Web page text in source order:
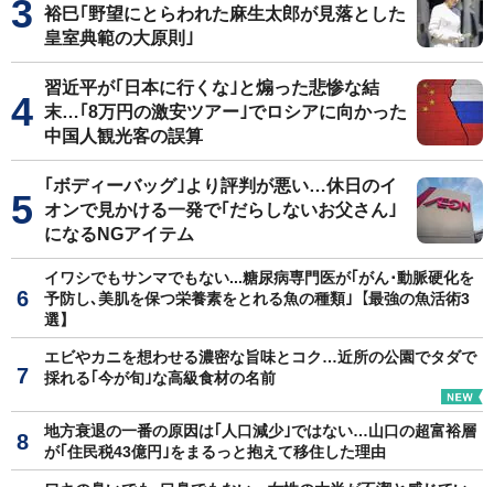
裕巳｢野望にとらわれた麻生太郎が見落とした
皇室典範の大原則｣
習近平が｢日本に行くな｣と煽った悲惨な結
末…｢8万円の激安ツアー｣でロシアに向かった
中国人観光客の誤算
｢ボディーバッグ｣より評判が悪い…休日のイ
オンで見かける一発で｢だらしないお父さん｣
になるNGアイテム
イワシでもサンマでもない...糖尿病専門医が｢がん･動脈硬化を
予防し､美肌を保つ栄養素をとれる魚の種類｣【最強の魚活術3
選】
エビやカニを想わせる濃密な旨味とコク…近所の公園でタダで
採れる｢今が旬｣な高級食材の名前
地方衰退の一番の原因は｢人口減少｣ではない…山口の超富裕層
が｢住民税43億円｣をまるっと抱えて移住した理由